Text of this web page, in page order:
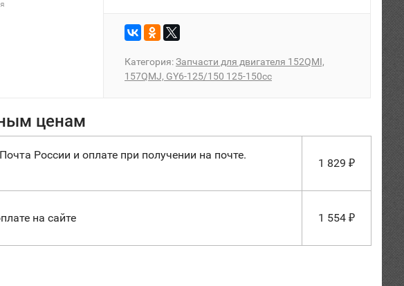
Категория:Запчасти для двигателя 152QMI,
157QMJ, GY6-125/150 125-150сс
ценам
России и оплате при получении на почте.
1 829 ₽
на сайте 1 554 ₽